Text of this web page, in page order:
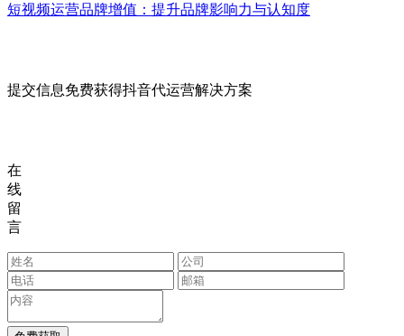
短视频运营品牌增值：提升品牌影响力与认知度
提交信息免费获得抖音代运营解决方案
在
线
留
言